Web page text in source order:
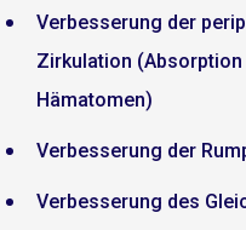
Verbesserung der
Zirkulation
Hämatomen)
Verbesserung der
Verbesserung des